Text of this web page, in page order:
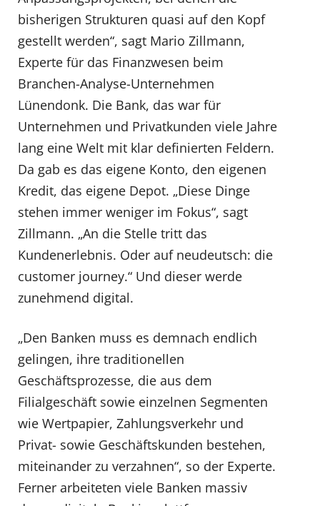
bisherigen Strukturen quasi auf den Kopf
gestellt werden“, sagt Mario Zillmann,
Experte für das Finanzwesen beim
Branchen-Analyse-Unternehmen
Lünendonk. Die Bank, das war für
Unternehmen und Privatkunden viele Jahre
lang eine Welt mit klar definierten Feldern.
Da gab es das eigene Konto, den eigenen
Kredit, das eigene Depot. „Diese Dinge
stehen immer weniger im Fokus“, sagt
Zillmann. „An die Stelle tritt das
Kundenerlebnis. Oder auf neudeutsch: die
customer journey.“ Und dieser werde
zunehmend digital.
„Den Banken muss es demnach endlich
gelingen, ihre traditionellen
Geschäftsprozesse, die aus dem
Filialgeschäft sowie einzelnen Segmenten
wie Wertpapier, Zahlungsverkehr und
Privat- sowie Geschäftskunden bestehen,
miteinander zu verzahnen“, so der Experte.
Ferner arbeiteten viele Banken massiv